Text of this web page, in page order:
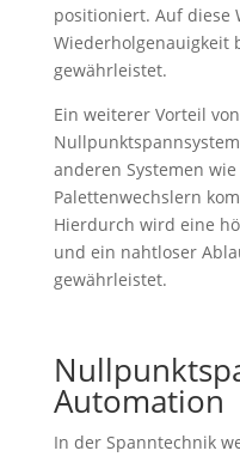
positioniert. Auf diese
Wiederholgenauigkeit
gewährleistet.
Ein weiterer Vorteil
anderen Systemen
Palettenwechslern
Hierdurch wird eine
und ein nahtloser
gewährleistet.
Automation
In der Spanntechnik